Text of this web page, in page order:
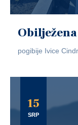
pogibije Ivice
15
SRP